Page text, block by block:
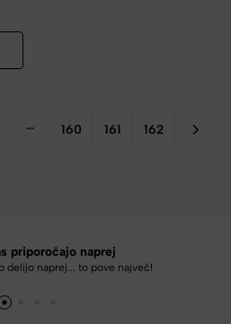
… 160 161 162
priporočajo naprej
delijo naprej... to pove največ!